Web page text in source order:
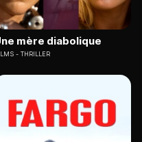
mère diabolique
THRILLER